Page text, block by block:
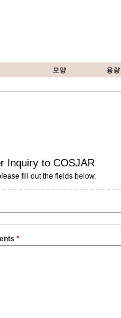
모양 용량